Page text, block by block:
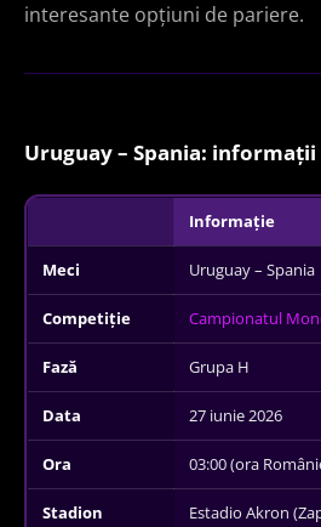
interesante opțiuni de pariere.
Uruguay – Spania:
Informație
Meci Uruguay – Spania
Competiție Campionatul
Fază Grupa H
Data 27 iunie 2026
Ora 03:00 (ora
Stadion Estadio Akron